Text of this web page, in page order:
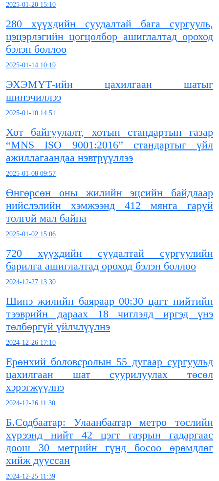
2025-01-20 15:10
280 хүүхдийн суудалтай бага сургууль,
цэцэрлэгийн цогцолбор ашиглалтад ороход
бэлэн боллоо
2025-01-14 10:19
ЭХЭМҮТ-ийн цахилгаан шатыг
шинэчиллээ
2025-01-10 14:51
Хот байгуулалт, хотын стандартын газар
“MNS ISO 9001:2016” стандартыг үйл
ажиллагаандаа нэвтрүүллээ
2025-01-08 09:57
Өнгөрсөн оны жилийн эцсийн байдлаар
нийслэлийн хэмжээнд 412 мянга гаруй
толгой мал байна
2025-01-02 15:06
720 хүүхдийн суудалтай сургуулийн
барилга ашиглалтад ороход бэлэн боллоо
2024-12-27 13:30
Шинэ жилийн баяраар 00:30 цагт нийтийн
тээврийн дараах 18 чиглэлд иргэд үнэ
төлбөргүй үйлчлүүлнэ
2024-12-26 17:10
Ерөнхий боловсролын 55 дугаар сургуульд
цахилгаан шат суурилуулах төсөл
хэрэгжүүлнэ
2024-12-26 11:30
Б.Содбаатар: Улаанбаатар метро төслийн
хүрээнд нийт 42 цэгт газрын гадаргаас
доош 30 метрийн гүнд босоо өрөмдлөг
хийж дууссан
2024-12-25 11:39